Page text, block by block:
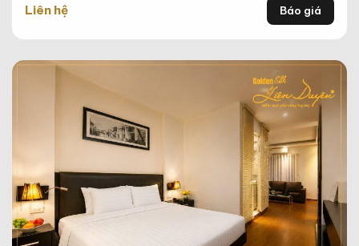
Liên hệ Báo giá